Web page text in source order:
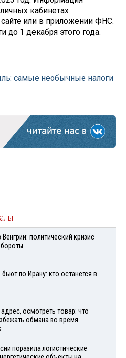
кабинетах
или в приложении ФНС.
до 1 декабря этого года.
самые необычные налоги
Венгрии: политический кризис
по Ирану: кто останется в
осмотреть товар: что
обмана во время
поразила логистические